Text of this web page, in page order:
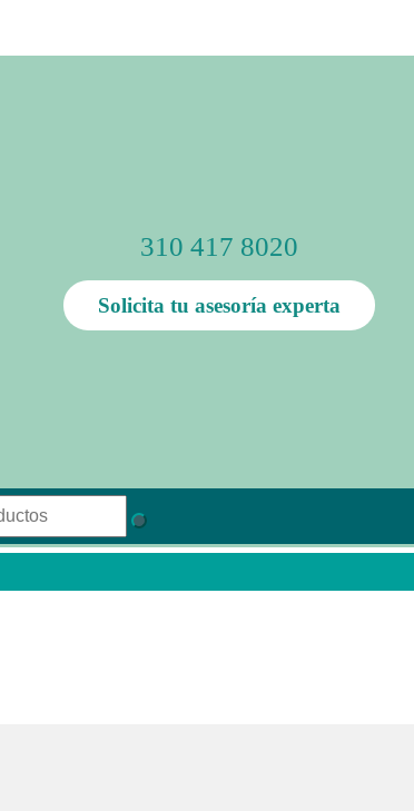
310 417 8020
Solicita tu asesoría experta